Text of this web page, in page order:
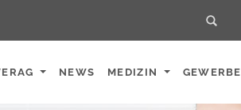
NEWS MEDIZIN GEWERBE